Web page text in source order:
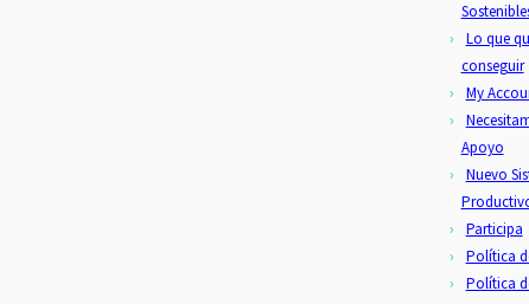
Lo que
conseguir
My
Apoyo
Nuevo
Participa
Política
Política